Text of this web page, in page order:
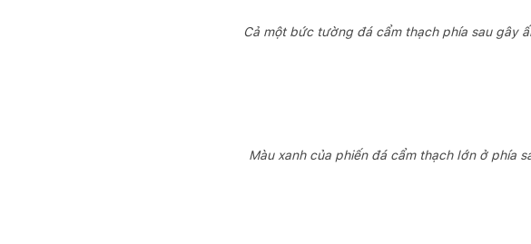
Cả một bức tường đá cẩm thạch phía sau gây
Màu xanh của phiến đá cẩm thạch lớn ở phía